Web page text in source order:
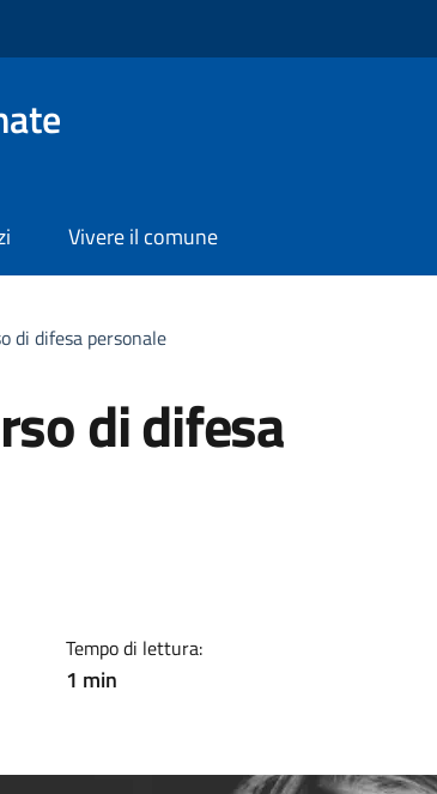
Vivere il comune
di difesa personale
di difesa
Tempo di lettura:
1 min